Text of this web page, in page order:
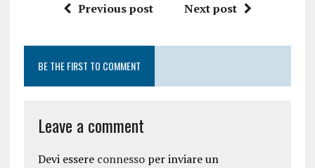
Previous post Next post
BE THE FIRST TO COMMENT
Leave a comment
Devi essere connessoper inviare un